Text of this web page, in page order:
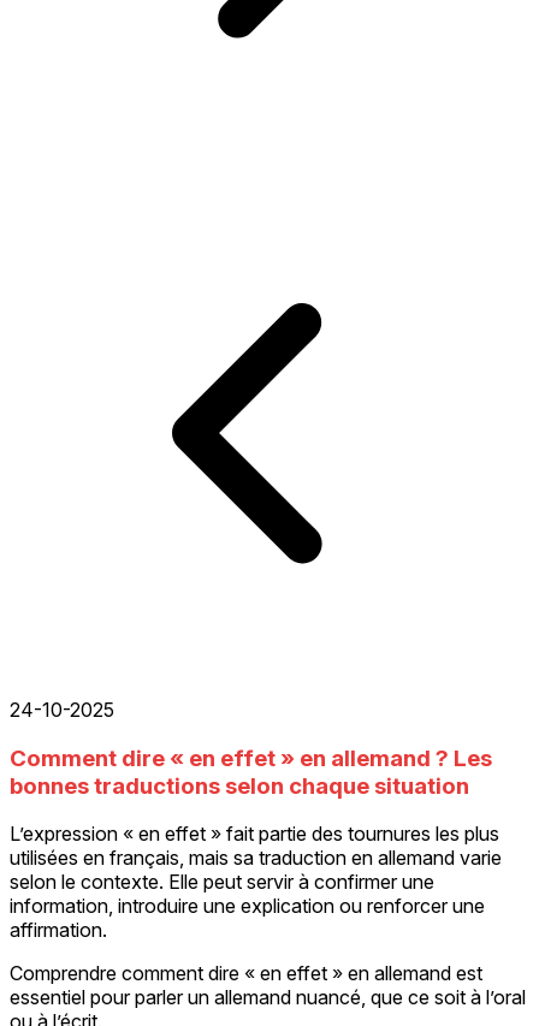
24-10-2025
Comment dire « en effet » en allemand ? Les
bonnes traductions selon chaque situation
L’expression « en effet » fait partie des tournures les plus
utilisées en français, mais sa traduction en allemand varie
selon le contexte. Elle peut servir à confirmer une
information, introduire une explication ou renforcer une
affirmation.
Comprendre comment dire « en effet » en allemand est
essentiel pour parler un allemand nuancé, que ce soit à l’oral